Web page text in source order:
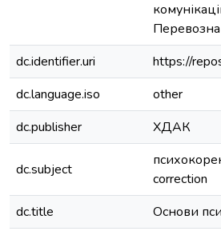
dc.identifier.uri
https://
dc.language.iso
other
dc.publisher
ХДАК
dc.subject
correction
dc.title
Основи